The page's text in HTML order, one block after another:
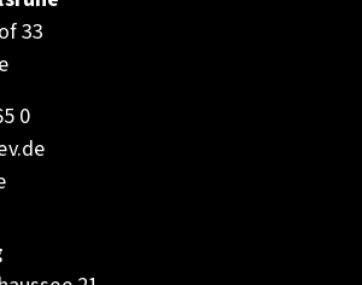
33
0